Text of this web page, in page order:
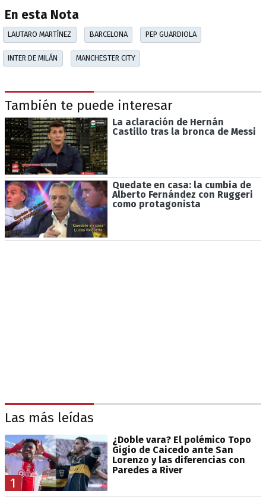
En esta Nota
LAUTARO MARTÍNEZ BARCELONA PEP GUARDIOLA
INTER DE MILÁN MANCHESTER CITY
También te puede interesar
La aclaración de Hernán
Castillo tras la bronca de Messi
Quedate en casa: la cumbia de
Alberto Fernández con Ruggeri
como protagonista
Las más leídas
1
¿Doble vara? El polémico Topo
Gigio de Caicedo ante San
Lorenzo y las diferencias con
Paredes a River